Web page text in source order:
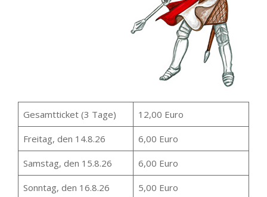
Gesamtticket (3 Tage) 12,00 Euro
Freitag, den 14.8.26 6,00 Euro
Samstag, den 15.8.26 6,00 Euro
Sonntag, den 16.8.26 5,00 Euro